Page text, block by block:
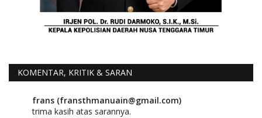
KOMENTAR, KRITIK & SARAN
frans (fransthmanuain@gmail.com)
trima kasih atas sarannya.